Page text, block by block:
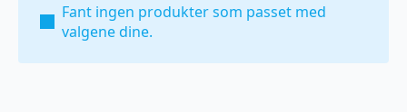
Fant ingen produkter som passet med
valgene dine.